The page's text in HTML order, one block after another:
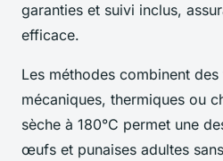
garanties et suivi inclus,
efficace.
Les méthodes combinent
mécaniques, thermiques ou
sèche à 180°C permet une
œufs et punaises adultes